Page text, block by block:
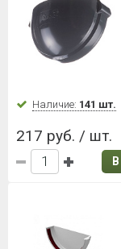
Наличие: 141 шт.
217 руб. / шт.